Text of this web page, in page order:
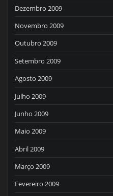
Dezembro 2009
Novembro 2009
Outubro 2009
Setembro 2009
Agosto 2009
Julho 2009
Junho 2009
Maio 2009
Abril 2009
Março 2009
Fevereiro 2009